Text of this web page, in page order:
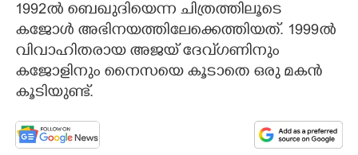
1992ൽ ബെഖുദിയെന്ന ചിത്രത്തിലൂടെ
കജോൾ അഭിനയത്തിലേക്കെത്തിയത്. 1999ൽ
വിവാഹിതരായ അജയ്‌ ദേവ്‌ഗണിനും
കജോളിനും നൈസയെ കൂടാതെ ഒരു മകൻ
കൂടിയുണ്ട്.